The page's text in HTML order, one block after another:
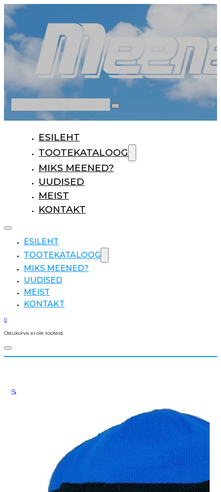
ESILEHT
TOOTEKATALOOG
MIKS MEENED?
UUDISED
MEIST
KONTAKT
ESILEHT
TOOTEKATALOOG
MIKS MEENED?
UUDISED
MEIST
KONTAKT
0
Ostukorvis ei ole tooteid.
🔍